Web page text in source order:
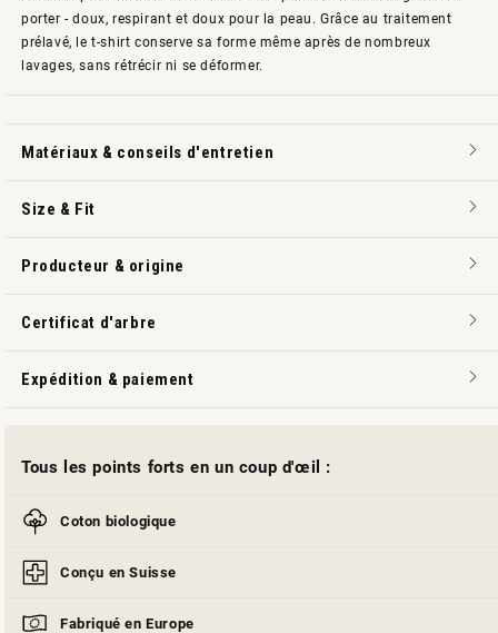
porter - doux, respirant et doux pour la peau. Grâce au traitement
prélavé, le t-shirt conserve sa forme même après de nombreux
lavages, sans rétrécir ni se déformer.
Matériaux & conseils d'entretien
Size & Fit
Producteur & origine
Certificat d'arbre
Expédition & paiement
Tous les points forts en un coup d'œil :
Coton biologique
Conçu en Suisse
Fabriqué en Europe